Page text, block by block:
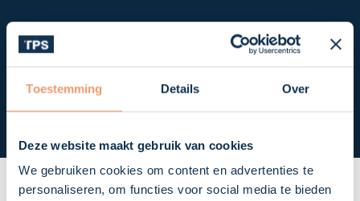
Toestemming Details Over
Deze website maakt gebruik van cookies
We gebruiken cookies om content en advertenties te
personaliseren, om functies voor social media te bieden